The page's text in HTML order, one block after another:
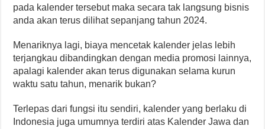
pada kalender tersebut maka secara tak langsung bisnis
anda akan terus dilihat sepanjang tahun 2024.
Menariknya lagi, biaya mencetak kalender jelas lebih
terjangkau dibandingkan dengan media promosi lainnya,
apalagi kalender akan terus digunakan selama kurun
waktu satu tahun, menarik bukan?
Terlepas dari fungsi itu sendiri, kalender yang berlaku di
Indonesia juga umumnya terdiri atas Kalender Jawa dan